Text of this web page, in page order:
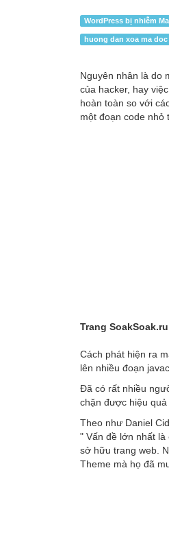
WordPress bị nhiễm
huong dan xoa ma
Nguyên nhân là do
của hacker, hay
hoàn toàn so với
một đoạn code nhỏ
Trang
Cách phát hiện ra
lên nhiều đoạn
Đã có rất nhiều
chặn được hiệu
Theo như Daniel
" Vấn đề lớn nhất
sở hữu trang web.
Theme mà họ đã